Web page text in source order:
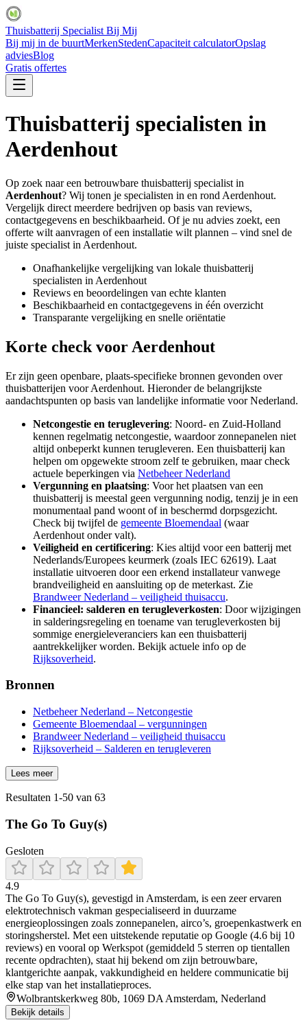
Thuisbatterij Specialist Bij Mij
Bij mij in de buurtMerkenStedenCapaciteit calculatorOpslag
adviesBlog
Gratis offertes
Thuisbatterij specialisten in
Aerdenhout
Op zoek naar een betrouwbare thuisbatterij specialist in
Aerdenhout? Wij tonen je specialisten in en rond Aerdenhout.
Vergelijk direct meerdere bedrijven op basis van reviews,
contactgegevens en beschikbaarheid. Of je nu advies zoekt, een
offerte wilt aanvragen of een installatie wilt plannen – vind snel de
juiste specialist in Aerdenhout.
Onafhankelijke vergelijking van lokale thuisbatterij
specialisten in Aerdenhout
Reviews en beoordelingen van echte klanten
Beschikbaarheid en contactgegevens in één overzicht
Transparante vergelijking en snelle oriëntatie
Korte check voor Aerdenhout
Er zijn geen openbare, plaats-specifieke bronnen gevonden over
thuisbatterijen voor Aerdenhout. Hieronder de belangrijkste
aandachtspunten op basis van landelijke informatie voor Nederland.
Netcongestie en teruglevering: Noord- en Zuid-Holland
kennen regelmatig netcongestie, waardoor zonnepanelen niet
altijd onbeperkt kunnen terugleveren. Een thuisbatterij kan
helpen om opgewekte stroom zelf te gebruiken, maar check
actuele beperkingen via Netbeheer Nederland
Vergunning en plaatsing: Voor het plaatsen van een
thuisbatterij is meestal geen vergunning nodig, tenzij je in een
monumentaal pand woont of in beschermd dorpsgezicht.
Check bij twijfel de gemeente Bloemendaal (waar
Aerdenhout onder valt).
Veiligheid en certificering: Kies altijd voor een batterij met
Nederlands/Europees keurmerk (zoals IEC 62619). Laat
installatie uitvoeren door een erkend installateur vanwege
brandveiligheid en aansluiting op de meterkast. Zie
Brandweer Nederland – veiligheid thuisaccu.
Financieel: salderen en terugleverkosten: Door wijzigingen
in salderingsregeling en toename van terugleverkosten bij
sommige energieleveranciers kan een thuisbatterij
aantrekkelijker worden. Bekijk actuele info op de
Rijksoverheid.
Bronnen
Netbeheer Nederland – Netcongestie
Gemeente Bloemendaal – vergunningen
Brandweer Nederland – veiligheid thuisaccu
Rijksoverheid – Salderen en terugleveren
Lees meer
Resultaten 1-50 van 63
The Go To Guy(s)
Gesloten
4.9
The Go To Guy(s), gevestigd in Amsterdam, is een zeer ervaren
elektrotechnisch vakman gespecialiseerd in duurzame
energieoplossingen zoals zonnepanelen, airco’s, groepenkastwerk en
storingsherstel. Met een uitstekende reputatie op Google (4.6 bij 10
reviews) en vooral op Werkspot (gemiddeld 5 sterren op tientallen
recente opdrachten), staat hij bekend om zijn betrouwbare,
klantgerichte aanpak, vakkundigheid en heldere communicatie bij
elke stap van het installatieproces.
Wolbrantskerkweg 80b, 1069 DA Amsterdam, Nederland
Bekijk details